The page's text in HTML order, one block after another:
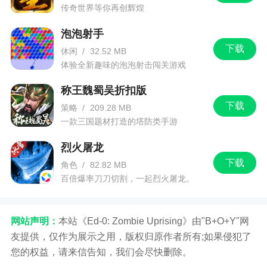
传奇世界等你再创辉煌
下载
泡泡射手
休闲 / 32.52 MB
体验全新趣味的泡泡射击闯关游戏
下载
称王魏蜀吴折扣版
策略 / 209.28 MB
一款三国题材打造的塔防类手游
下载
烈火屠龙
角色 / 82.82 MB
百倍爆率刀刀切割，一起烈火屠龙。
网站声明： 本站《Ed-0: Zombie Uprising》由"B+O+Y"网
友提供，仅作为展示之用，版权归原作者所有;如果侵犯了
您的权益，请来信告知，我们会尽快删除。